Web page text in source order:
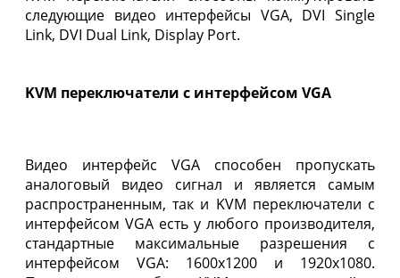
следующие видео интерфейсы VGA, DVI Single
Link, DVI Dual Link, Display Port.
KVM переключатели с интерфейсом VGA
Видео интерфейс VGA способен пропускать
аналоговый видео сигнал и является самым
распространенным, так и KVM переключатели с
интерфейсом VGA есть у любого производителя,
стандартные максимальные разрешения с
интерфейсом VGA: 1600х1200 и 1920х1080.